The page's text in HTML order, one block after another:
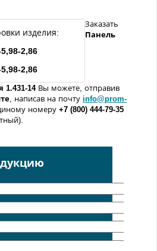
изделия:
2,86
2,86
Заказать
Панель
1.431-14 Вы можете, отправив
, написав на почту info@prom-
номеру +7 (800) 444-79-35
заказчика
с производственных площадок,